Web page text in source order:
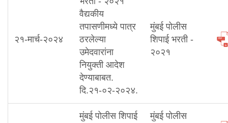
२१-मार्च-२०२४
वैद्यकीय
तपासणीमध्ये पात्र
ठरलेल्या
उमेदवारांना
नियुक्ती आदेश
देण्याबाबत.
दि.२१-०२-२०२४.
मुंबई पोलीस
शिपाई भरती -
२०२१
मुंबई पोलीस शिपाई
मुंबई पोलीस